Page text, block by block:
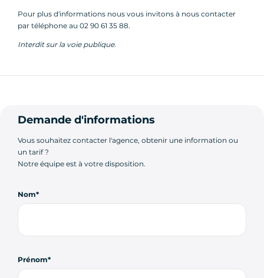
Pour plus d'informations nous vous invitons à nous contacter
par téléphone au 02 90 61 35 88.
Interdit sur la voie publique.
Demande d'informations
Vous souhaitez contacter l'agence, obtenir une information ou
un tarif ?
Notre équipe est à votre disposition.
Nom
Prénom